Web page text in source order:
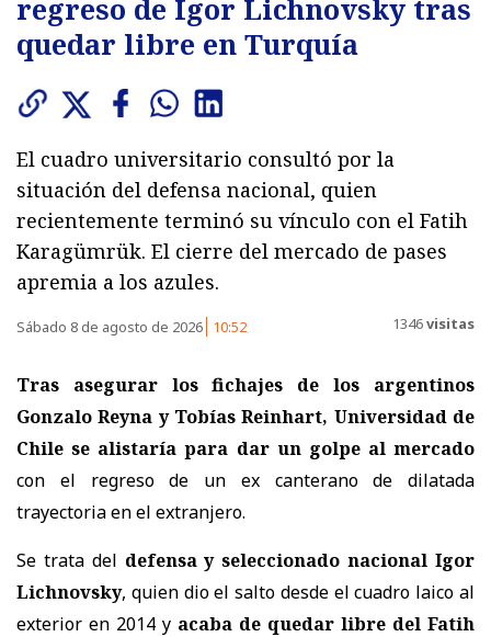
regreso de Igor Lichnovsky tras
quedar libre en Turquía
El cuadro universitario consultó por la
situación del defensa nacional, quien
recientemente terminó su vínculo con el Fatih
Karagümrük. El cierre del mercado de pases
apremia a los azules.
Sábado 8 de agosto de 2026 10:52 1346visitas
Tras asegurar los fichajes de los argentinos
Gonzalo Reyna y Tobías Reinhart, Universidad de
Chile se alistaría para dar un golpe al mercado
con el regreso de un ex canterano de dilatada
trayectoria en el extranjero.
Se trata del defensa y seleccionado nacional Igor
Lichnovsky, quien dio el salto desde el cuadro laico al
exterior en 2014 y acaba de quedar libre del Fatih